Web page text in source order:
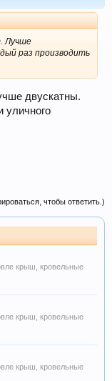
Лучше
раз производить
двускатны.
уличного
чтобы ответить.)
крыш, кровельные
крыш, кровельные
крыш, кровельные